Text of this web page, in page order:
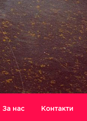
За нас Контакти